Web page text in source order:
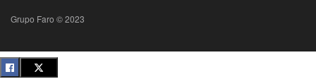
Grupo Faro © 2023